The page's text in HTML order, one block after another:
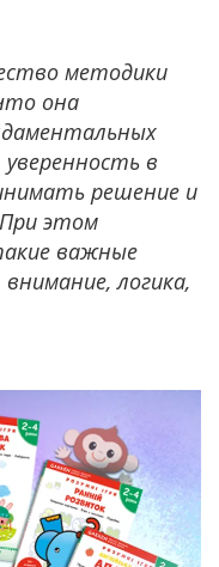
методики
она
уверенность в
решение и
При этом
важные
логика,